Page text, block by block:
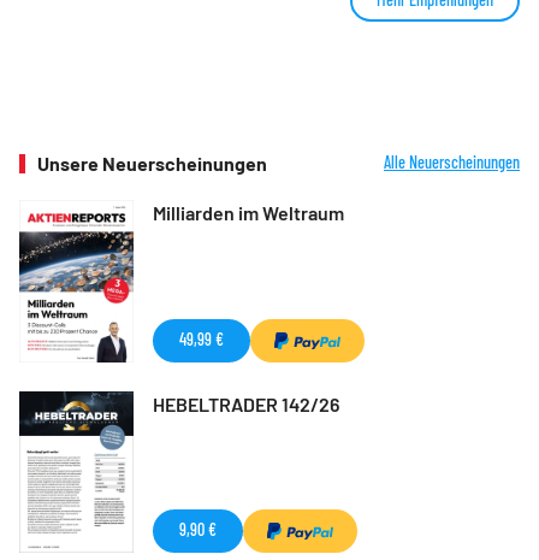
Unsere Neuerscheinungen Alle Neuerscheinungen
Milliarden im Weltraum
49,99 €
HEBELTRADER 142/26
9,90 €